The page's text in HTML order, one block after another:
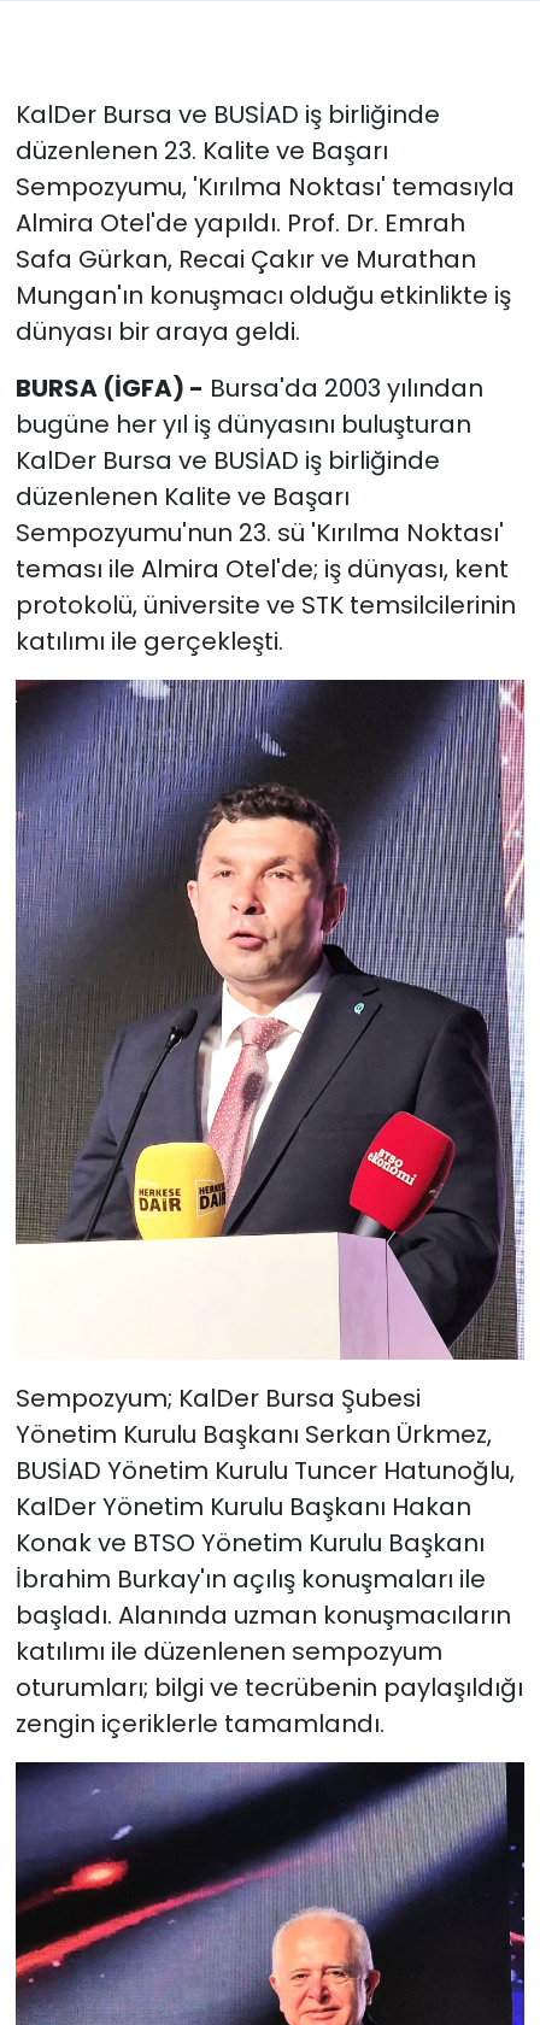
KalDer Bursa ve BUSİAD iş birliğinde
düzenlenen 23. Kalite ve Başarı
Sempozyumu, 'Kırılma Noktası' temasıyla
Almira Otel'de yapıldı. Prof. Dr. Emrah
Safa Gürkan, Recai Çakır ve Murathan
Mungan'ın konuşmacı olduğu etkinlikte iş
dünyası bir araya geldi.
BURSA (İGFA) - Bursa'da 2003 yılından
bugüne her yıl iş dünyasını buluşturan
KalDer Bursa ve BUSİAD iş birliğinde
düzenlenen Kalite ve Başarı
Sempozyumu'nun 23. sü 'Kırılma Noktası'
teması ile Almira Otel'de; iş dünyası, kent
protokolü, üniversite ve STK temsilcilerinin
katılımı ile gerçekleşti.
Sempozyum; KalDer Bursa Şubesi
Yönetim Kurulu Başkanı Serkan Ürkmez,
BUSİAD Yönetim Kurulu Tuncer Hatunoğlu,
KalDer Yönetim Kurulu Başkanı Hakan
Konak ve BTSO Yönetim Kurulu Başkanı
İbrahim Burkay'ın açılış konuşmaları ile
başladı. Alanında uzman konuşmacıların
katılımı ile düzenlenen sempozyum
oturumları; bilgi ve tecrübenin paylaşıldığı
zengin içeriklerle tamamlandı.